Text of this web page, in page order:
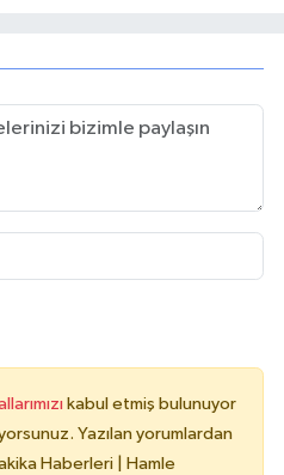
kabul etmiş bulunuyor
Yazılan yorumlardan
Haberleri | Hamle